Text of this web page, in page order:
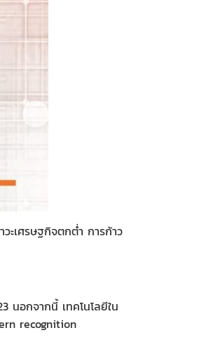
ะเศรษฐกิจตกต่ำ การก้าว
นอกจากนี้ เทคโนโลยีใน
recognition